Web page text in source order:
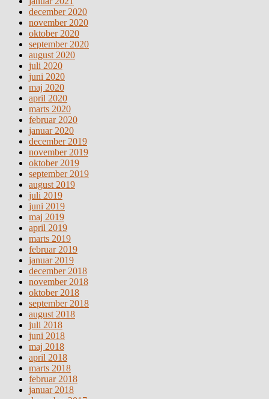
december 2020
november 2020
oktober 2020
september 2020
august 2020
juli 2020
juni 2020
maj 2020
april 2020
marts 2020
februar 2020
januar 2020
december 2019
november 2019
oktober 2019
september 2019
august 2019
juli 2019
juni 2019
maj 2019
april 2019
marts 2019
februar 2019
januar 2019
december 2018
november 2018
oktober 2018
september 2018
august 2018
juli 2018
juni 2018
maj 2018
april 2018
marts 2018
februar 2018
januar 2018